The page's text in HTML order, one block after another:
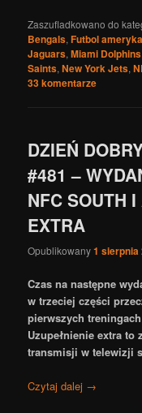
Zaszufladkowano do
Bengals,Futbol
Jaguars,Miami Dolphins
Saints,New York Jets,
33komentarze
DZIEŃ
#481 –
NFC SOUTH
EXTRA
Opublikowany1 sierpnia
Czas na następne
w trzeciej części
pierwszych
Uzupełnienie extra
transmisji w telewizji
Czytaj dalej →